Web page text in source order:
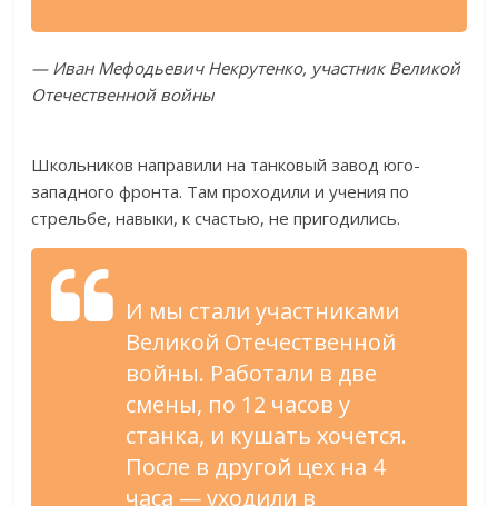
— Иван Мефодьевич Некрутенко, участник Великой
Отечественной войны
Школьников направили на танковый завод юго-
западного фронта. Там проходили и учения по
стрельбе, навыки, к счастью, не пригодились.
И мы стали участниками
Великой Отечественной
войны. Работали в две
смены, по 12 часов у
станка, и кушать хочется.
После в другой цех на 4
часа — уходили в